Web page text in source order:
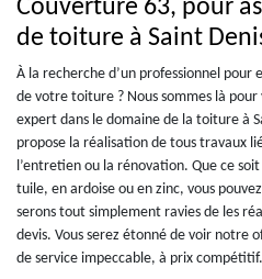
Couverture 63, pour
de toiture à Saint
À la recherche d’un professionnel
de votre toiture ? Nous sommes là
expert dans le domaine de la toiture à
propose la réalisation de tous travaux
l’entretien ou la rénovation. Que ce
tuile, en ardoise ou en zinc, vous
serons tout simplement ravies de les
devis. Vous serez étonné de voir notre
de service impeccable, à prix compétitif.